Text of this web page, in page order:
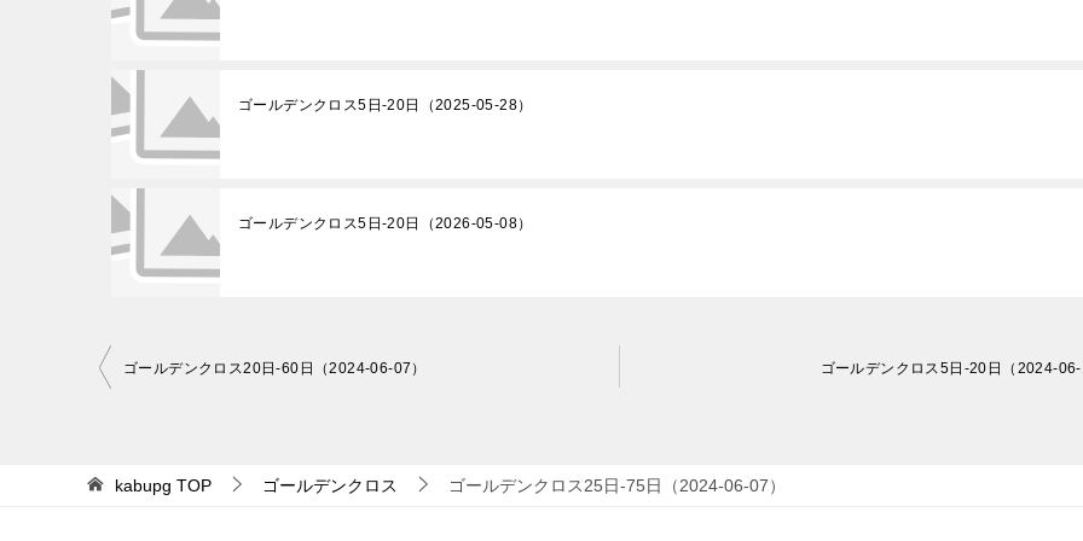
ゴールデンクロス5日-20日（2025-05-28）
ゴールデンクロス5日-20日（2026-05-08）
投
ビ
ゴールデンクロス20日-60日（2024-06-07） ゴールデンクロス5日-20日（2024-
kabupg TOP ゴールデンクロス ゴールデンクロス25日-75日（2024-06-07）